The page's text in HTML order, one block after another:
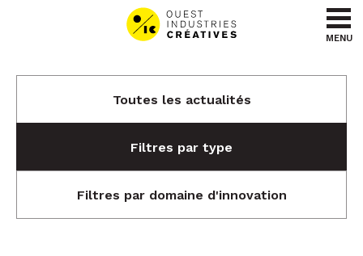
Aller au menu
Aller au contenu
MENU
Toutes les actualités
Filtres par type
Filtres par domaine d'innovation